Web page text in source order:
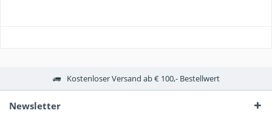
Kostenloser Versand ab € 100,- Bestellwert
Newsletter